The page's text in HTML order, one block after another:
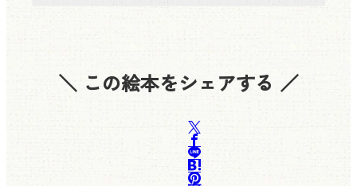
＼ この絵本をシェアする ／